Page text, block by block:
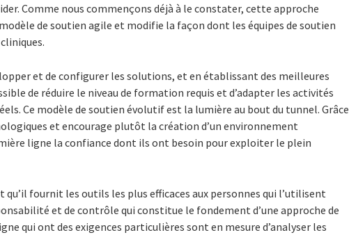
Comme nous commençons déjà à le constater, cette approche
de soutien agile et modifie la façon dont les équipes de soutien
et de configurer les solutions, et en établissant des meilleures
de réduire le niveau de formation requis et d’adapter les activités
Ce modèle de soutien évolutif est la lumière au bout du tunnel. Grâce
et encourage plutôt la création d’un environnement
ligne la confiance dont ils ont besoin pour exploiter le plein
fournit les outils les plus efficaces aux personnes qui l’utilisent
et de contrôle qui constitue le fondement d’une approche de
qui ont des exigences particulières sont en mesure d’analyser les